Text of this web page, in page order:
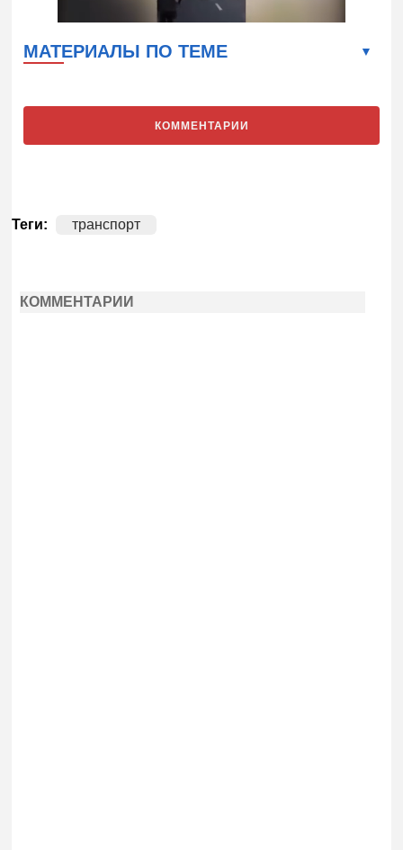
МАТЕРИАЛЫ ПО ТЕМЕ
КОММЕНТАРИИ
Теги: транспорт
КОММЕНТАРИИ